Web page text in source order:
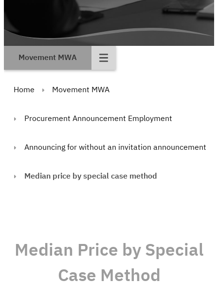
Movement MWA
Home Movement MWA
Procurement Announcement Employment
Announcing for without an invitation announcement
Median price by special case method
Median Price by Special
Case Method